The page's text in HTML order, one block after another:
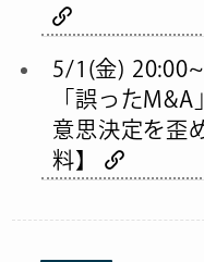
5/1(金)
「誤った
意思決定を歪
料】